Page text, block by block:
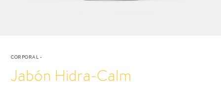
CORPORAL -
Jabón Hidra-Calm